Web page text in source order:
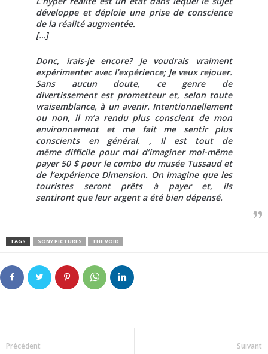
développe et déploie une prise de conscience
de la réalité augmentée.
[…]
Donc, irais-je encore? Je voudrais vraiment
expérimenter avec l’expérience; Je veux rejouer.
Sans aucun doute, ce genre de
divertissement est prometteur et, selon toute
vraisemblance, à un avenir. Intentionnellement
ou non, il m’a rendu plus conscient de mon
environnement et me fait me sentir plus
conscients en général. , Il est tout de
même difficile pour moi d’imaginer moi-même
payer 50 $ pour le combo du musée Tussaud et
de l’expérience Dimension. On imagine que les
touristes seront prêts à payer et, ils
sentiront que leur argent a été bien dépensé.
TAGS SONY PICTURES THE VOID
Précédent Suivant